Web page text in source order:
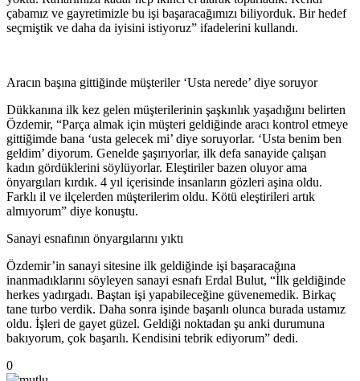
çabamız ve gayretimizle bu işi başaracağımızı biliyorduk. Bir hedef
seçmiştik ve daha da iyisini istiyoruz” ifadelerini kullandı.
Aracın başına gittiğinde müşteriler ‘Usta nerede’ diye soruyor
Dükkanına ilk kez gelen müşterilerinin şaşkınlık yaşadığını belirten
Özdemir, “Parça almak için müşteri geldiğinde aracı kontrol etmeye
gittiğimde bana ‘usta gelecek mi’ diye soruyorlar. ‘Usta benim ben
geldim’ diyorum. Genelde şaşırıyorlar, ilk defa sanayide çalışan
kadın gördüklerini söylüyorlar. Eleştiriler bazen oluyor ama
önyargıları kırdık. 4 yıl içerisinde insanların gözleri aşina oldu.
Farklı il ve ilçelerden müşterilerim oldu. Kötü eleştirileri artık
almıyorum” diye konuştu.
Sanayi esnafının önyargılarını yıktı
Özdemir’in sanayi sitesine ilk geldiğinde işi başaracağına
inanmadıklarını söyleyen sanayi esnafı Erdal Bulut, “İlk geldiğinde
herkes yadırgadı. Baştan işi yapabileceğine güvenemedik. Birkaç
tane turbo verdik. Daha sonra işinde başarılı olunca burada ustamız
oldu. İşleri de gayet güzel. Geldiği noktadan şu anki durumuna
bakıyorum, çok başarılı. Kendisini tebrik ediyorum” dedi.
0